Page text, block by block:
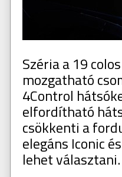
Széria a 19
mozgatható
4Control
elfordítható
csökkenti a
elegáns Iconic
lehet választani.